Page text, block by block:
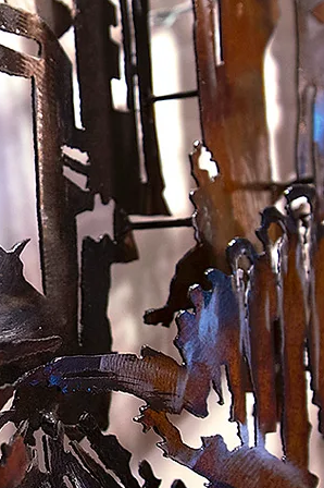
PORTRAITS ACIER PHOTOS-STUDIO